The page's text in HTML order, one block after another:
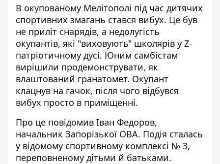
В окупованому Мелітополі під час дитячих
спортивних змагань стався вибух. Це був
не приліт снарядів, а недолугість
окупантів, які "виховують" школярів у Z-
патріотичному дусі. Юним самбістам
вирішили продемонструвати, як
влаштований гранатомет. Окупант
клацнув на гачок, після чого відбувся
вибух просто в приміщенні.
Про це повідомив Іван Федоров,
начальник Запорізької ОВА. Подія сталась
у відомому спортивному комплексі № 3,
переповненому дітьми й батьками.